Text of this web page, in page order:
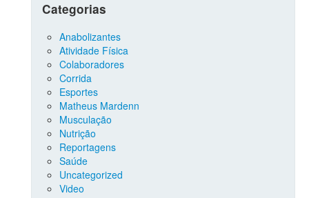
Categorias
Anabolizantes
Atividade Física
Colaboradores
Corrida
Esportes
Matheus Mardenn
Musculação
Nutrição
Reportagens
Saúde
Uncategorized
Video